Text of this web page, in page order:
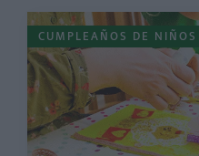
CUMPLEAÑOS DE NIÑOS